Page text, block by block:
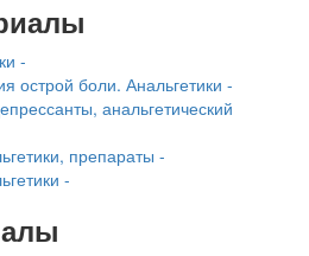
-
острой боли. Анальгетики -
анальгетический
препараты -
-